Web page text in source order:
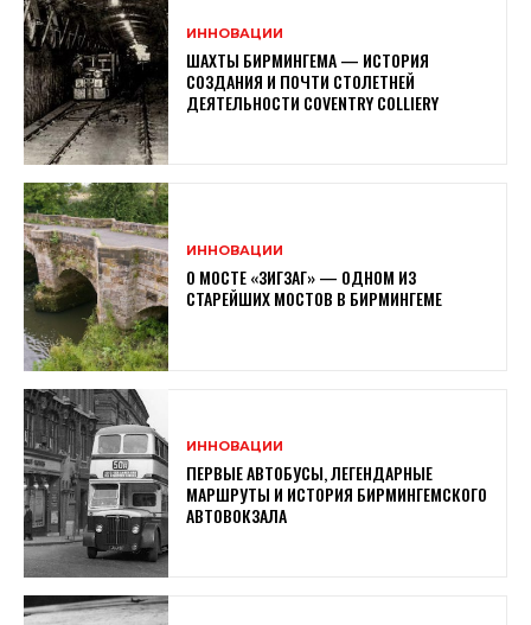
ИННОВАЦИИ
ШАХТЫ БИРМИНГЕМА — ИСТОРИЯ
СОЗДАНИЯ И ПОЧТИ СТОЛЕТНЕЙ
ДЕЯТЕЛЬНОСТИ COVENTRY COLLIERY
ИННОВАЦИИ
О МОСТЕ «ЗИГЗАГ» — ОДНОМ ИЗ
СТАРЕЙШИХ МОСТОВ В БИРМИНГЕМЕ
ИННОВАЦИИ
ПЕРВЫЕ АВТОБУСЫ, ЛЕГЕНДАРНЫЕ
МАРШРУТЫ И ИСТОРИЯ БИРМИНГЕМСКОГО
АВТОВОКЗАЛА